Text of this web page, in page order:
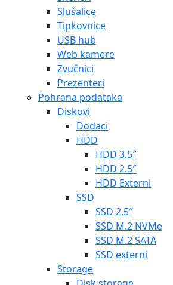
Slušalice
Tipkovnice
USB hub
Web kamere
Zvučnici
Prezenteri
Pohrana podataka
Diskovi
Dodaci
HDD
HDD 3.5″
HDD 2.5″
HDD Externi
SSD
SSD 2.5″
SSD M.2 NVMe
SSD M.2 SATA
SSD externi
Storage